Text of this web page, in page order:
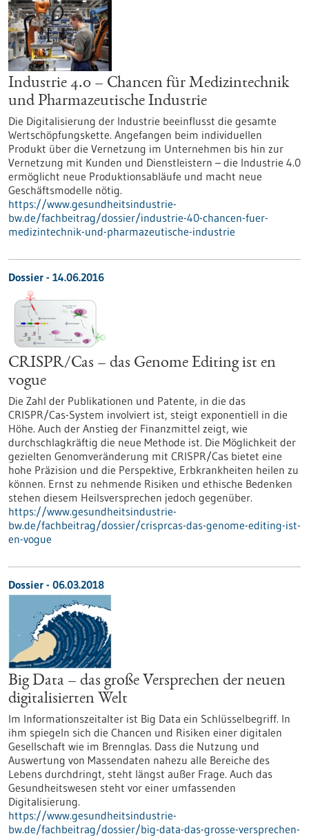
Industrie 4.0 – Chancen für Medizintechnik
und Pharmazeutische Industrie
Die Digitalisierung der Industrie beeinflusst die gesamte
Wertschöpfungskette. Angefangen beim individuellen
Produkt über die Vernetzung im Unternehmen bis hin zur
Vernetzung mit Kunden und Dienstleistern – die Industrie 4.0
ermöglicht neue Produktionsabläufe und macht neue
Geschäftsmodelle nötig.
https://www.gesundheitsindustrie-
bw.de/fachbeitrag/dossier/industrie-40-chancen-fuer-
medizintechnik-und-pharmazeutische-industrie
Dossier - 14.06.2016
CRISPR/Cas – das Genome Editing ist en
vogue
Die Zahl der Publikationen und Patente, in die das
CRISPR/Cas-System involviert ist, steigt exponentiell in die
Höhe. Auch der Anstieg der Finanzmittel zeigt, wie
durchschlagkräftig die neue Methode ist. Die Möglichkeit der
gezielten Genomveränderung mit CRISPR/Cas bietet eine
hohe Präzision und die Perspektive, Erbkrankheiten heilen zu
können. Ernst zu nehmende Risiken und ethische Bedenken
stehen diesem Heilsversprechen jedoch gegenüber.
https://www.gesundheitsindustrie-
bw.de/fachbeitrag/dossier/crisprcas-das-genome-editing-ist-
en-vogue
Dossier - 06.03.2018
Big Data – das große Versprechen der neuen
digitalisierten Welt
Im Informationszeitalter ist Big Data ein Schlüsselbegriff. In
ihm spiegeln sich die Chancen und Risiken einer digitalen
Gesellschaft wie im Brennglas. Dass die Nutzung und
Auswertung von Massendaten nahezu alle Bereiche des
Lebens durchdringt, steht längst außer Frage. Auch das
Gesundheitswesen steht vor einer umfassenden
Digitalisierung.
https://www.gesundheitsindustrie-
bw.de/fachbeitrag/dossier/big-data-das-grosse-versprechen-